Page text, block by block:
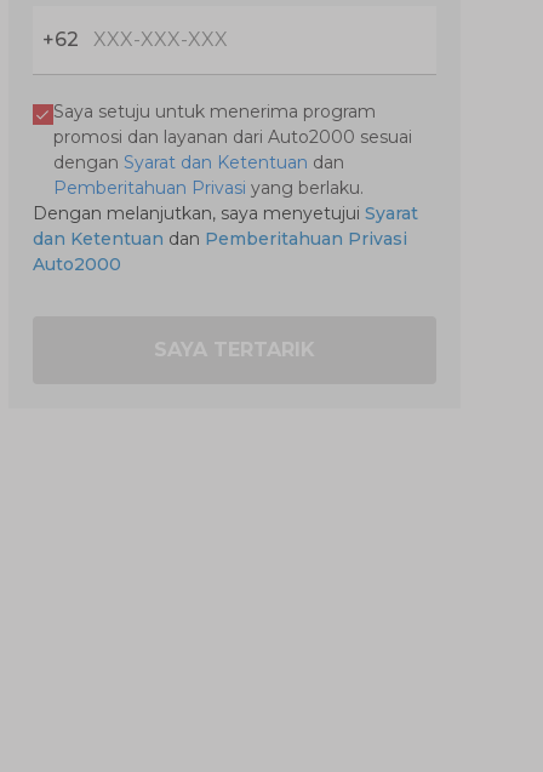
+62
Saya setuju untuk menerima program
promosi dan layanan dari Auto2000 sesuai
dengan Syarat dan Ketentuan dan
Pemberitahuan Privasi yang berlaku.
Dengan melanjutkan, saya menyetujui Syarat
dan Ketentuan dan Pemberitahuan Privasi
Auto2000